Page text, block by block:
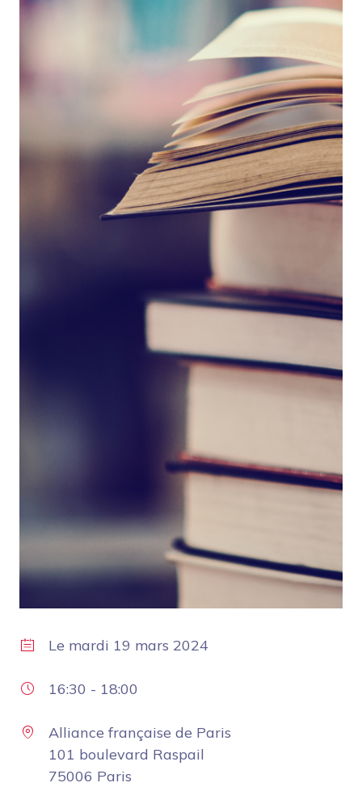
Le mardi 19 mars 2024
16:30 - 18:00
Alliance française de Paris
101 boulevard Raspail
75006 Paris